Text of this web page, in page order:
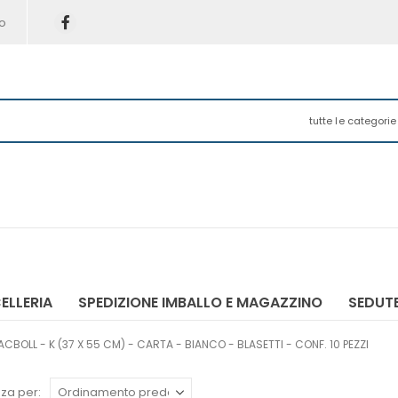
tutte le categorie
SPEDIZIONE IMBALLO E MAGAZZINO
- K (37 X 55 CM) - CARTA - BIANCO - BLASETTI - CONF. 10 PEZZI
per: